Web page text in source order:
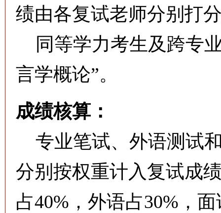
绩由各复试老师分别打
同等学力考生及跨专
言学概论”。
成绩核算：
专业笔试、外语测试
分别按权重计入复试成
占40%，外语占30%，